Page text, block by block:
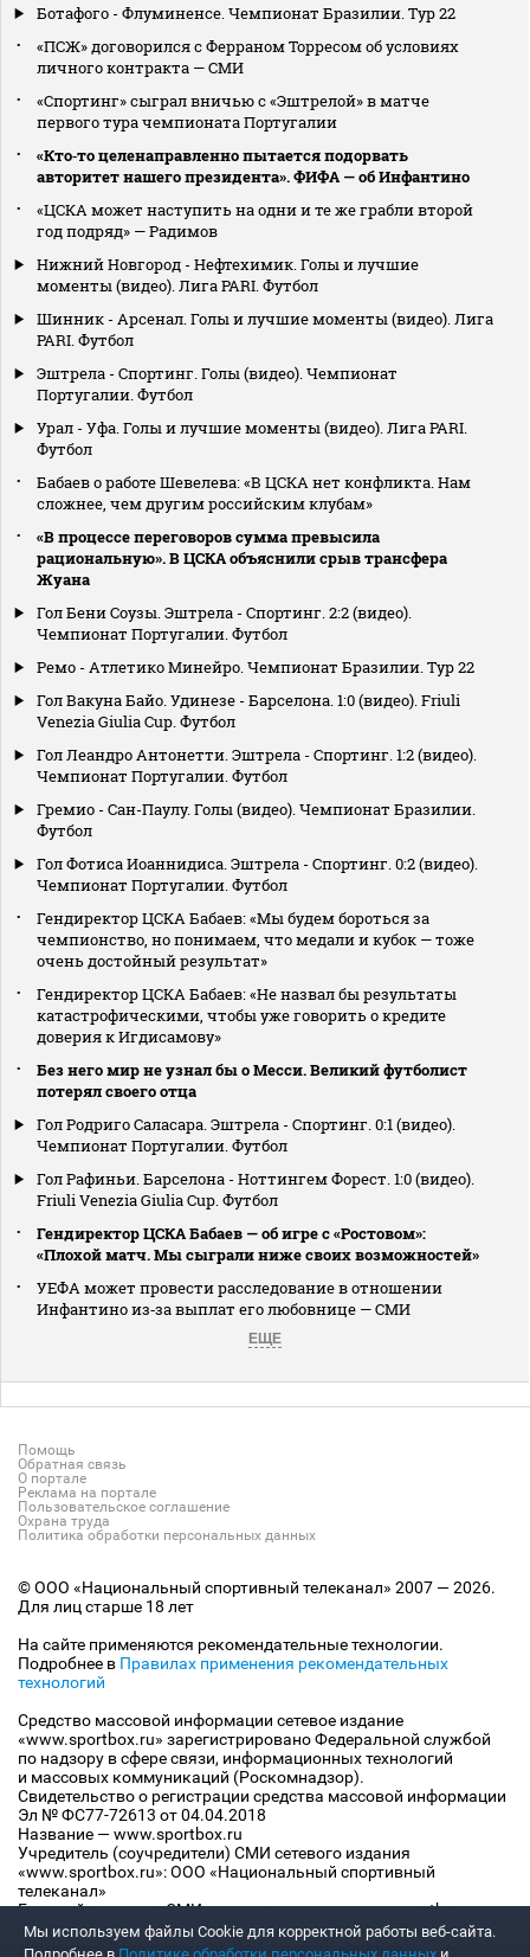
Ботафого - Флуминенсе. Чемпионат Бразилии. Тур 22
«ПСЖ» договорился с Ферраном Торресом об условиях
личного контракта — СМИ
«Спортинг» сыграл вничью с «Эштрелой» в матче
первого тура чемпионата Португалии
«Кто‑то целенаправленно пытается подорвать
авторитет нашего президента». ФИФА — об Инфантино
«ЦСКА может наступить на одни и те же грабли второй
год подряд» — Радимов
Нижний Новгород - Нефтехимик. Голы и лучшие
моменты (видео). Лига PARI. Футбол
Шинник - Арсенал. Голы и лучшие моменты (видео). Лига
PARI. Футбол
Эштрела - Спортинг. Голы (видео). Чемпионат
Португалии. Футбол
Урал - Уфа. Голы и лучшие моменты (видео). Лига PARI.
Футбол
Бабаев о работе Шевелева: «В ЦСКА нет конфликта. Нам
сложнее, чем другим российским клубам»
«В процессе переговоров сумма превысила
рациональную». В ЦСКА объяснили срыв трансфера
Жуана
Гол Бени Соузы. Эштрела - Спортинг. 2:2 (видео).
Чемпионат Португалии. Футбол
Ремо - Атлетико Минейро. Чемпионат Бразилии. Тур 22
Гол Вакуна Байо. Удинезе - Барселона. 1:0 (видео). Friuli
Venezia Giulia Cup. Футбол
Гол Леандро Антонетти. Эштрела - Спортинг. 1:2 (видео).
Чемпионат Португалии. Футбол
Гремио - Сан-Паулу. Голы (видео). Чемпионат Бразилии.
Футбол
Гол Фотиса Иоаннидиса. Эштрела - Спортинг. 0:2 (видео).
Чемпионат Португалии. Футбол
Гендиректор ЦСКА Бабаев: «Мы будем бороться за
чемпионство, но понимаем, что медали и кубок — тоже
очень достойный результат»
Гендиректор ЦСКА Бабаев: «Не назвал бы результаты
катастрофическими, чтобы уже говорить о кредите
доверия к Игдисамову»
Без него мир не узнал бы о Месси. Великий футболист
потерял своего отца
Гол Родриго Саласара. Эштрела - Спортинг. 0:1 (видео).
Чемпионат Португалии. Футбол
Гол Рафиньи. Барселона - Ноттингем Форест. 1:0 (видео).
Friuli Venezia Giulia Cup. Футбол
Гендиректор ЦСКА Бабаев — об игре с «Ростовом»:
«Плохой матч. Мы сыграли ниже своих возможностей»
УЕФА может провести расследование в отношении
Инфантино из‑за выплат его любовнице — СМИ
ЕЩЕ
Помощь
Обратная связь
О портале
Реклама на портале
Пользовательское соглашение
Охрана труда
Политика обработки персональных данных
© ООО «Национальный спортивный телеканал» 2007 — 2026.
Для лиц старше 18 лет
На сайте применяются рекомендательные технологии.
Подробнее в Правилах применения рекомендательных
технологий
Средство массовой информации сетевое издание
«www.sportbox.ru» зарегистрировано Федеральной службой
по надзору в сфере связи, информационных технологий
и массовых коммуникаций (Роскомнадзор).
Свидетельство о регистрации средства массовой информации
Эл № ФС77-72613 от 04.04.2018
Название — www.sportbox.ru
Учредитель (соучредители) СМИ сетевого издания
«www.sportbox.ru»: ООО «Национальный спортивный
телеканал»
Главный редактор СМИ сетевого издания «www.sportbox.ru»:
Конов В.А.
Номер телефона редакции СМИ сетевого издания
Мы используем файлы Сookie для корректной работы веб-сайта.